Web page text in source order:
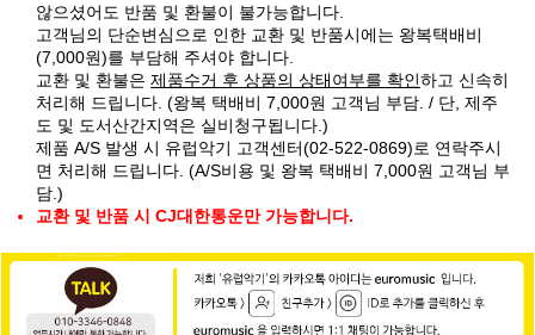
않으셨어도 반품 및 환불이 불가능합니다.
고객님의 단순변심으로 인한 교환 및 반품시에는 왕복택배비
(7,000원)를 부담해 주셔야 합니다.
교환 및 환불은 제품수거 후 상품의 상태여부를 확인하고 신속히
처리해 드립니다. (왕복 택배비 7,000원 고객님 부담. / 단, 제주
도 및 도서산간지역은 실비청구됩니다.)
제품 A/S 발생 시 유럽악기 고객센터(02-522-0869)로 연락주시
면 처리해 드립니다. (A/S비용 및 왕복 택배비 7,000원 고객님 부
담.)
교환 및 반품 시 CJ대한통운만 가능합니다.